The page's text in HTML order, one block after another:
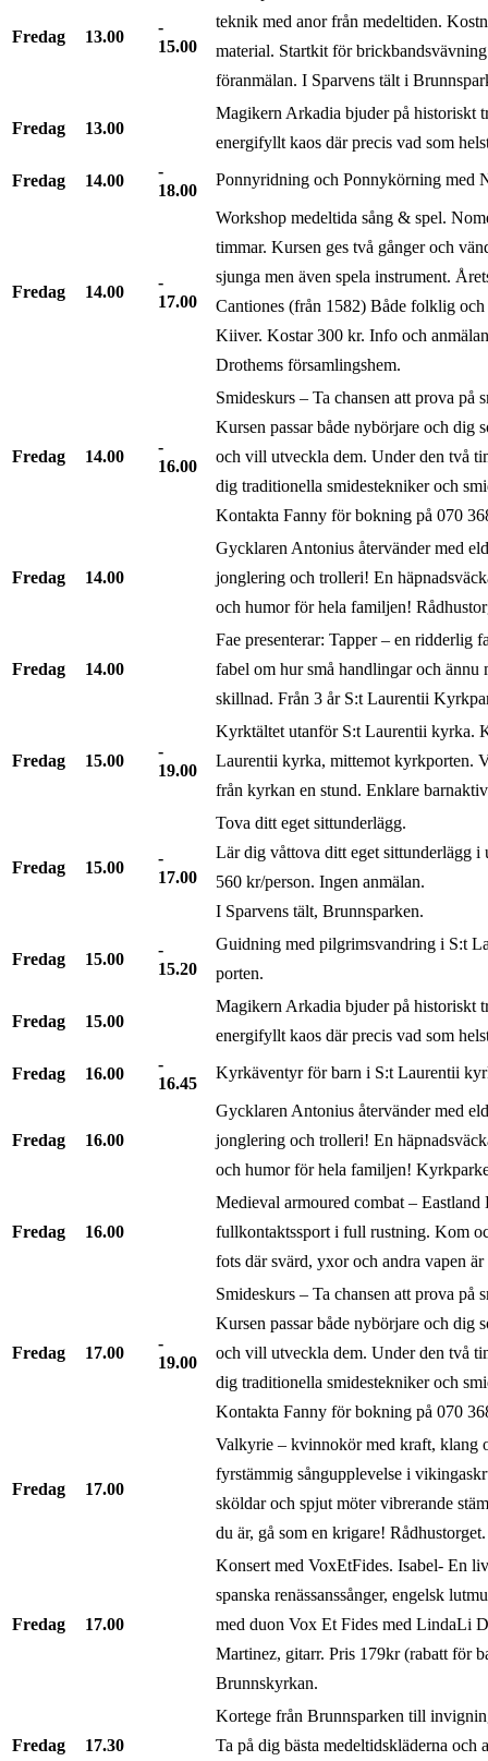
Fredag 13.00
15.00
teknik med anor från medeltiden.
material. Startkit för
föranmälan. I Sparvens tält i
Fredag 13.00
Magikern Arkadia bjuder på historiskt
energifyllt kaos där precis vad som
Fredag 14.00
18.00
Ponnyridning och Ponnykörning med
Fredag 14.00
17.00
Workshop medeltida sång & spel.
timmar. Kursen ges två gånger och
sjunga men även spela instrument.
Cantiones (från 1582) Både folklig
Kiiver. Kostar 300 kr. Info och
Drothems församlingshem.
Fredag 14.00
16.00
Smideskurs – Ta chansen att prova på
Kursen passar både nybörjare och dig
och vill utveckla dem. Under den två
dig traditionella smidestekniker och
Kontakta Fanny för bokning på 070
Fredag 14.00
Gycklaren Antonius återvänder med
jonglering och trolleri! En
och humor för hela familjen!
Fredag 14.00
Fae presenterar: Tapper – en ridderlig
fabel om hur små handlingar och ännu
skillnad. Från 3 år S:t Laurentii
Fredag 15.00
19.00
Kyrktältet utanför S:t Laurentii kyrka.
Laurentii kyrka, mittemot kyrkporten.
från kyrkan en stund. Enklare
Fredag 15.00
17.00
Tova ditt eget sittunderlägg.
Lär dig våttova ditt eget sittunderlägg i
560 kr/person. Ingen anmälan.
I Sparvens tält, Brunnsparken.
Fredag 15.00
15.20
Guidning med pilgrimsvandring i S:t
porten.
Fredag 15.00
Magikern Arkadia bjuder på historiskt
energifyllt kaos där precis vad som
Fredag 16.00
16.45
Kyrkäventyr för barn i S:t Laurentii
Fredag 16.00
Gycklaren Antonius återvänder med
jonglering och trolleri! En
och humor för hela familjen!
Fredag 16.00
Medieval armoured combat –
fullkontaktssport i full rustning. Kom
fots där svärd, yxor och andra vapen
Fredag 17.00
19.00
Smideskurs – Ta chansen att prova på
Kursen passar både nybörjare och dig
och vill utveckla dem. Under den två
dig traditionella smidestekniker och
Kontakta Fanny för bokning på 070
Fredag 17.00
Valkyrie – kvinnokör med kraft, klang
fyrstämmig sångupplevelse i
sköldar och spjut möter vibrerande
du är, gå som en krigare! Rådhustorget.
Fredag 17.00
Konsert med VoxEtFides. Isabel- En
spanska renässanssånger, engelsk
med duon Vox Et Fides med LindaLi
Martinez, gitarr. Pris 179kr (rabatt för
Brunnskyrkan.
Fredag 17.30
Kortege från Brunnsparken till
Ta på dig bästa medeltidskläderna och